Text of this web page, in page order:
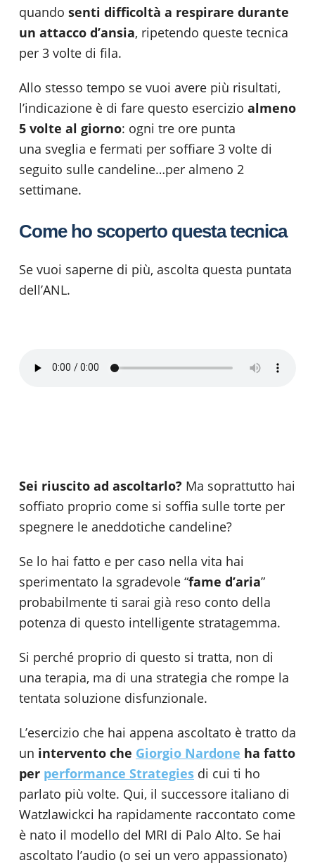
quando senti difficoltà a respirare durante
un attacco d’ansia, ripetendo queste tecnica
per 3 volte di fila.
Allo stesso tempo se vuoi avere più risultati,
l’indicazione è di fare questo esercizio almeno
5 volte al giorno: ogni tre ore punta
una sveglia e fermati per soffiare 3 volte di
seguito sulle candeline…per almeno 2
settimane.
Come ho scoperto questa tecnica
Se vuoi saperne di più, ascolta questa puntata
dell’ANL.
Sei riuscito ad ascoltarlo? Ma soprattutto hai
soffiato proprio come si soffia sulle torte per
spegnere le aneddotiche candeline?
Se lo hai fatto e per caso nella vita hai
sperimentato la sgradevole “fame d’aria”
probabilmente ti sarai già reso conto della
potenza di questo intelligente stratagemma.
Si perché proprio di questo si tratta, non di
una terapia, ma di una strategia che rompe la
tentata soluzione disfunzionale.
L’esercizio che hai appena ascoltato è tratto da
un intervento che Giorgio Nardone ha fatto
per performance Strategies di cui ti ho
parlato più volte. Qui, il successore italiano di
Watzlawickci ha rapidamente raccontato come
è nato il modello del MRI di Palo Alto. Se hai
ascoltato l’audio (o sei un vero appassionato)